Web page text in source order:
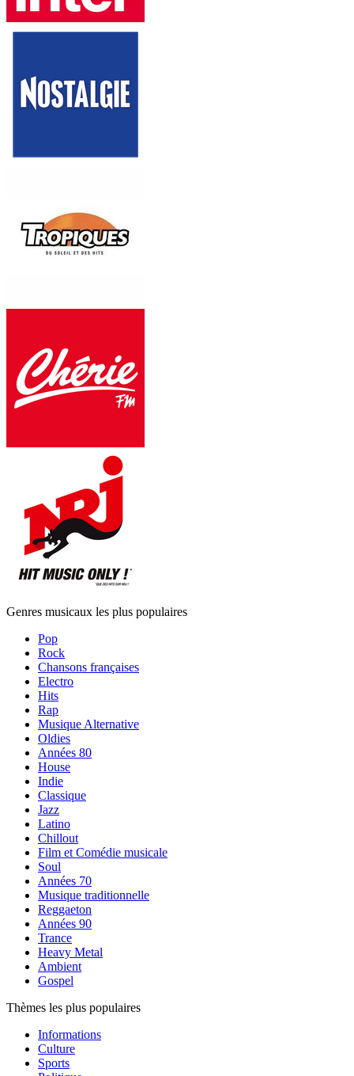
Genres musicaux les plus populaires
Pop
Rock
Chansons françaises
Electro
Hits
Rap
Musique Alternative
Oldies
Années 80
House
Indie
Classique
Jazz
Latino
Chillout
Film et Comédie musicale
Soul
Années 70
Musique traditionnelle
Reggaeton
Années 90
Trance
Heavy Metal
Ambient
Gospel
Thèmes les plus populaires
Informations
Culture
Sports